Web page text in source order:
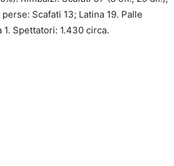
Scafati 13; Latina 19. Palle
Spettatori: 1.430 circa.